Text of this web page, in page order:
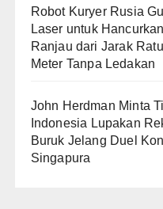
Robot Kuryer Rusia
Laser untuk Hancurkan
Ranjau dari Jarak
Meter Tanpa Ledakan
John Herdman Minta
Indonesia Lupakan
Buruk Jelang Duel
Singapura